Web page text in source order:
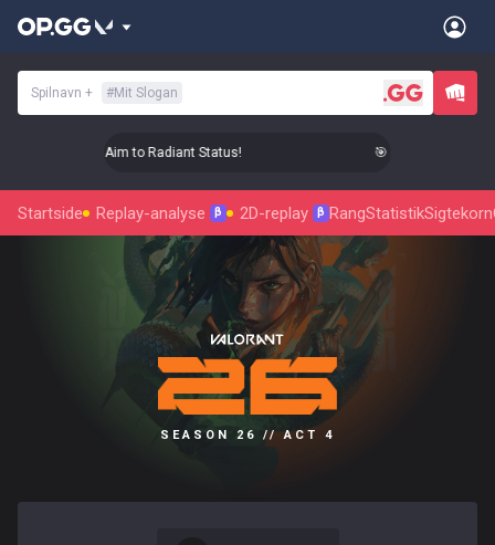
Spilnavn + #Mit Slogan
Level Up Your Aim to Radiant Status! 🎯 Level Up Your
Startside Replay-analyse β 2D-replay β RangStatistikSigtekorn
SEASON 26 // ACT 4